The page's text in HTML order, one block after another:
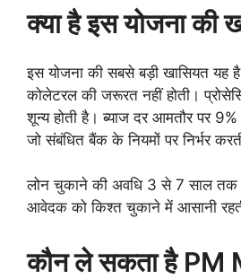
क्या है इस योजना की
इस योजना की सबसे बड़ी खासियत यह है
कोलेटरल की जरूरत नहीं होती।
शून्य होती है। ब्याज दर आमतौर पर
जो संबंधित बैंक के नियमों पर निर्भर
लोन चुकाने की अवधि 3 से 7 साल तक
आवेदक को किश्त चुकाने में आसानी
कौन ले सकता है PM